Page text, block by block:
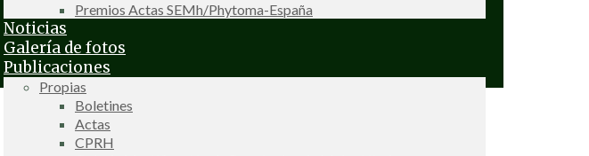
Premios Actas SEMh/Phytoma-España
Noticias
Galería de fotos
Publicaciones
Propias
Boletines
Actas
CPRH